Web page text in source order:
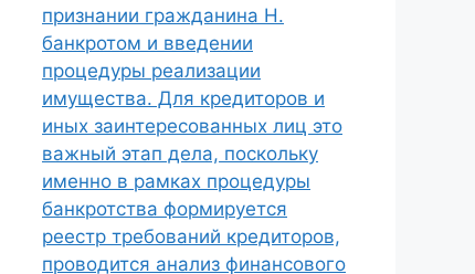
признании гражданина Н.
банкротом и введении
процедуры реализации
имущества. Для кредиторов и
иных заинтересованных лиц это
важный этап дела, поскольку
именно в рамках процедуры
банкротства формируется
реестр требований кредиторов,
проводится анализ финансового